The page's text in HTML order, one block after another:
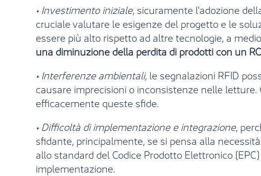
• Investimento iniziale, sicuramente l'adozione
cruciale valutare le esigenze del progetto e le
essere più alto rispetto ad altre tecnologie, a
una diminuzione della perdita di prodotti con un
• Interferenze ambientali,le segnalazioni RFID
causare imprecisioni o inconsistenze nelle
efficacemente queste sfide.
• Difficoltà di implementazione e integrazione,
sfidante, principalmente, se si pensa alla
allo standard del Codice Prodotto Elettronico
implementazione.